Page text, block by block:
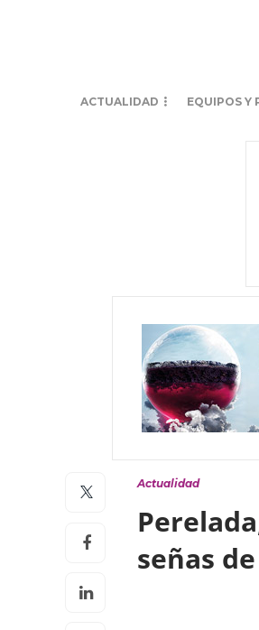
ACTUALIDAD EQUIPOS Y
Actualidad
señas